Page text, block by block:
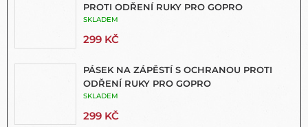
PROTI ODŘENÍ RUKY PRO GOPRO
SKLADEM
299 KČ
PÁSEK NA ZÁPĚSTÍ S OCHRANOU PROTI
ODŘENÍ RUKY PRO GOPRO
SKLADEM
299 KČ